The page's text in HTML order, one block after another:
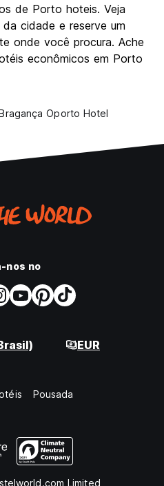
8.2
9.2
de Porto hoteis. Veja
cidade e reserve um
onde você procura. Ache
econômicos em Porto
Oporto Hotel
nos no
EUR
Pousada
Limited